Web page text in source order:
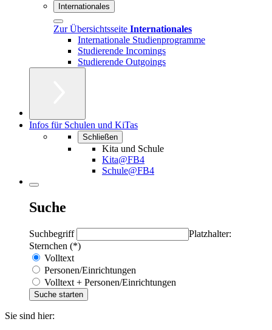
Internationales
Zur Übersichtsseite Internationales
Internationale Studienprogramme
Studierende Incomings
Studierende Outgoings
Infos für Schulen und KiTas
Schließen
Kita und Schule
Kita@FB4
Schule@FB4
Suche
Suchbegriff
Platzhalter:
Sternchen (*)
Volltext
Personen/Einrichtungen
Volltext + Personen/Einrichtungen
Sie sind hier: